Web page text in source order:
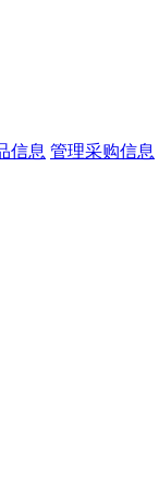
信息 管理采购信息